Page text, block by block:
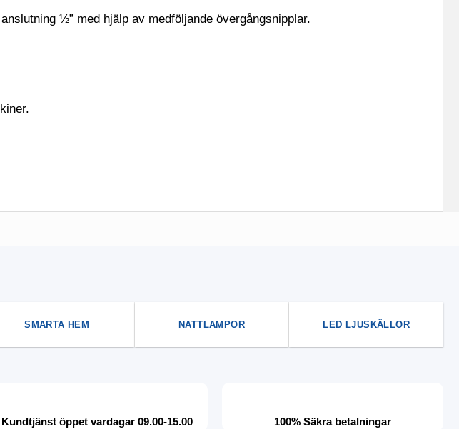
½” med hjälp av medföljande övergångsnipplar.
SMARTA HEM NATTLAMPOR LED LJUSKÄLLOR
Kundtjänst öppet vardagar 09.00-15.00 100% Säkra betalningar